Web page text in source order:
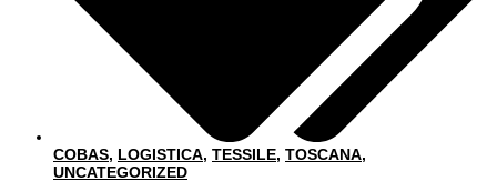
COBAS, LOGISTICA, TESSILE, TOSCANA,
UNCATEGORIZED